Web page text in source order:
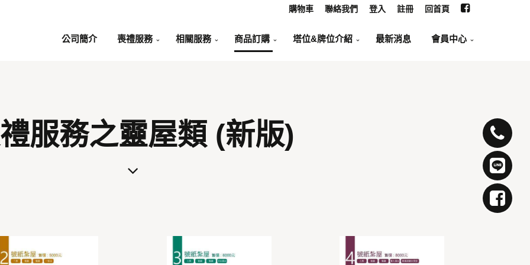
購物車 聯絡我們 登入 註冊 回首頁
公司簡介 喪禮服務 相關服務 商品訂購 塔位&牌位介紹 最新消息 會員中心
服務之靈屋類 (新版)